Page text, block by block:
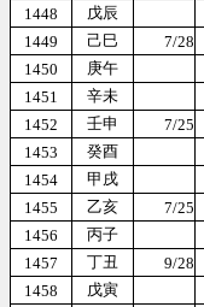
1448
戊辰
1449
己巳 7/28
1450
庚午
1451
辛未
1452
壬申 7/25
1453
癸酉
1454
甲戌
1455
乙亥 7/25
1456
丙子
1457
丁丑 9/28
1458
戊寅